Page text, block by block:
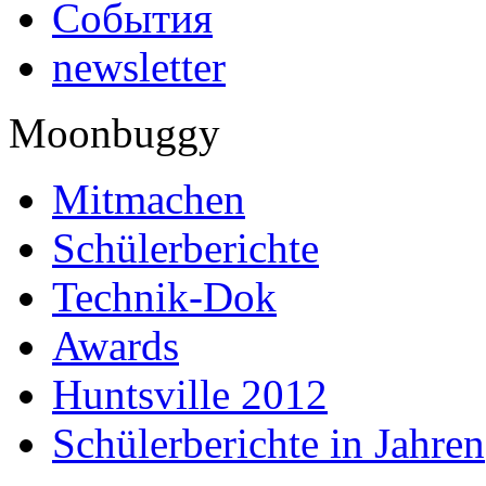
События
newsletter
Moonbuggy
Mitmachen
Schülerberichte
Technik-Dok
Awards
Huntsville 2012
Schülerberichte in Jahren